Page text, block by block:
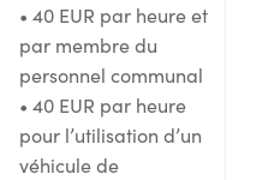
• 40 EUR par heure et
par membre du
personnel communal
• 40 EUR par heure
pour l’utilisation d’un
véhicule de